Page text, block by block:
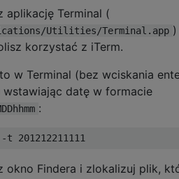
aplikację Terminal (
Utilities/Terminal.app
korzystać z iTerm.
w Terminal (bez wciskania
wstawiając datę w formacie
:
okno Findera i zlokalizuj plik,